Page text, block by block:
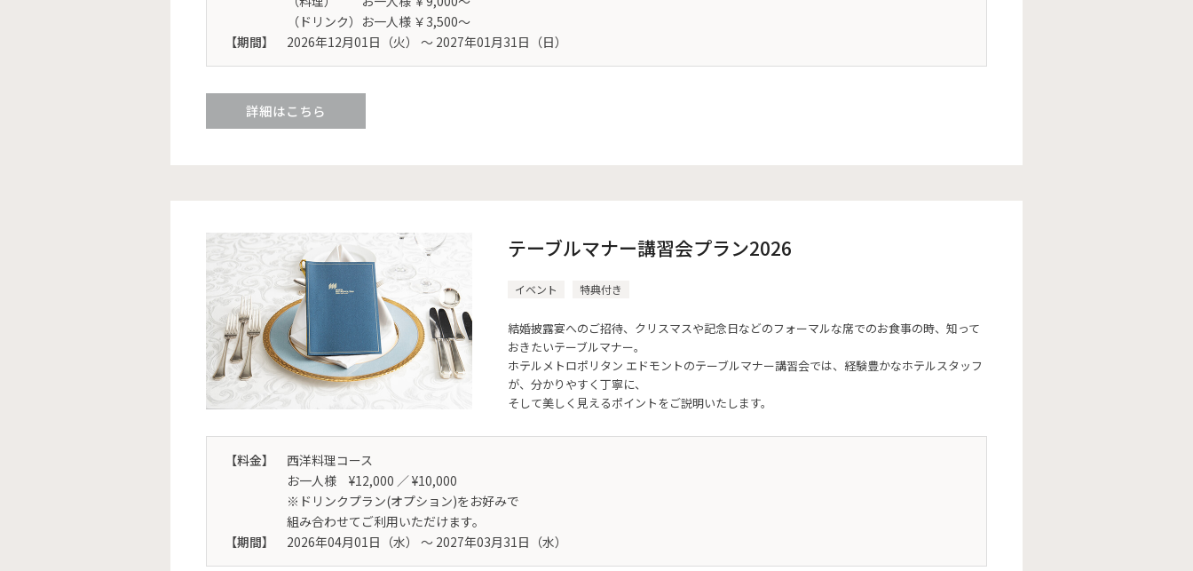
（ドリンク）お一人様 ￥3,500～
【期間】
2026年12月01日（火） 〜 2027年01月31日（日）
詳細はこちら
テーブルマナー講習会プラン2026
イベント 特典付き
結婚披露宴へのご招待、クリスマスや記念日などのフォーマルな席でのお食事の時、知って
おきたいテーブルマナー。
ホテルメトロポリタン エドモントのテーブルマナー講習会では、経験豊かなホテルスタッフ
が、分かりやすく丁寧に、
そして美しく見えるポイントをご説明いたします。
【料金】
西洋料理コース
お一人様 ¥12,000 ／ ¥10,000
※ドリンクプラン(オプション)をお好みで
組み合わせてご利用いただけます。
【期間】
2026年04月01日（水） 〜 2027年03月31日（水）